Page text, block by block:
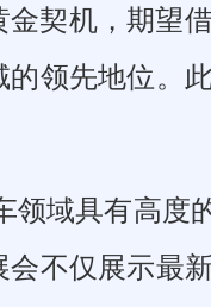
契机，期望
领先地位。
领域具有高度
不仅展示最